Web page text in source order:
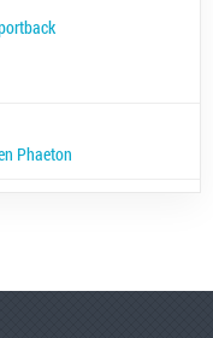
Phaeton